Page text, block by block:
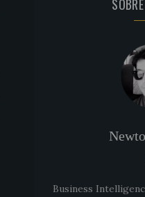
Business